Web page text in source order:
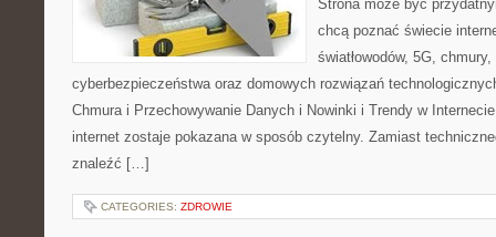
Strona może być
chcą poznać świecie
światłowodów, 5G,
cyberbezpieczeństwa oraz domowych rozwiązań
Chmura i Przechowywanie Danych i Nowinki i Trendy w
internet zostaje pokazana w sposób czytelny. Zamiast
znaleźć […]
CATEGORIES: ZDROWIE